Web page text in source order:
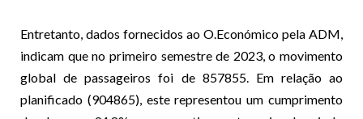
Entretanto, dados fornecidos ao O.Económico pela ADM,
indicam que no primeiro semestre de 2023, o movimento
global de passageiros foi de 857855. Em relação ao
planificado (904865), este representou um cumprimento